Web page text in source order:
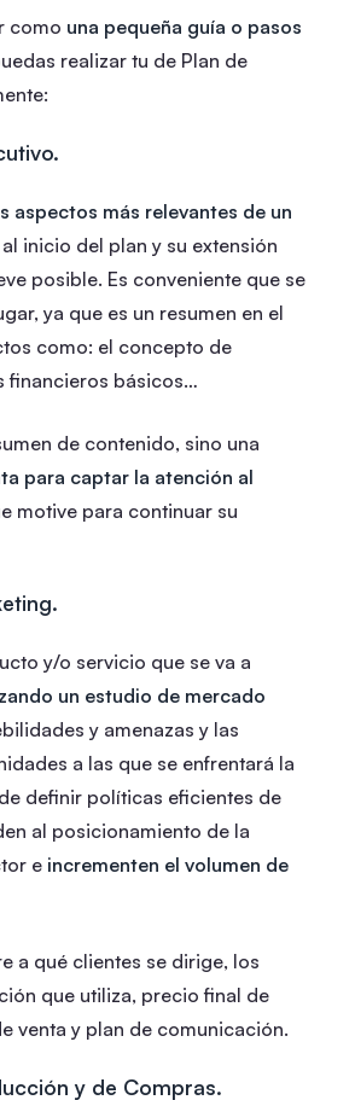
como una pequeña guía o pasos
realizar tu de Plan de
aspectos más relevantes de un
inicio del plan y su extensión
posible. Es conveniente que se
ya que es un resumen en el
como: el concepto de
financieros básicos…
de contenido, sino una
para captar la atención al
motive para continuar su
y/o servicio que se va a
un estudio de mercado
y amenazas y las
a las que se enfrentará la
definir políticas eficientes de
al posicionamiento de la
e incrementen el volumen de
a qué clientes se dirige, los
que utiliza, precio final de
venta y plan de comunicación.
y de Compras.